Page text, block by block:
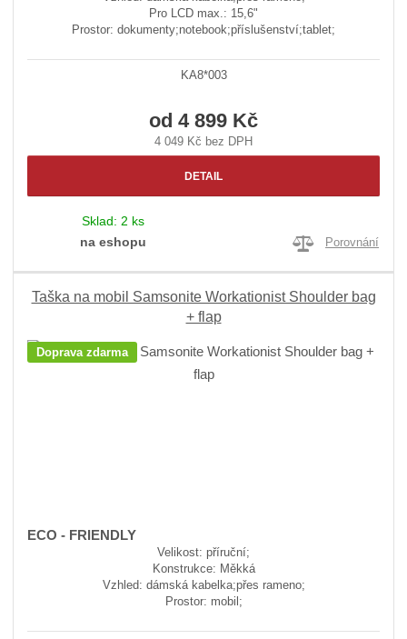
Pro LCD max.: 15,6"
Prostor: dokumenty;notebook;příslušenství;tablet;
KA8*003
od 4 899 Kč
4 049 Kč bez DPH
DETAIL
Sklad: 2 ks
na eshopu
Porovnání
Taška na mobil Samsonite Workationist Shoulder bag
+ flap
Doprava zdarma
ECO - FRIENDLY
Velikost: příruční;
Konstrukce: Měkká
Vzhled: dámská kabelka;přes rameno;
Prostor: mobil;